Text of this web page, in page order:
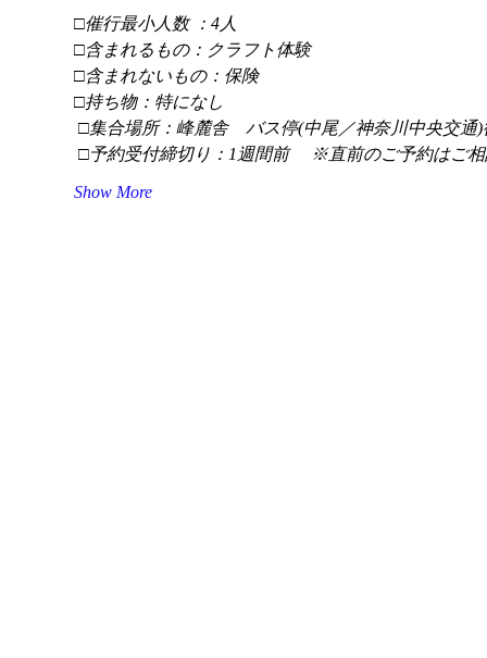
□催行最小人数 ：4人
□含まれるもの：クラフト体験
□含まれないもの：保険
□持ち物：特になし
□集合場所：峰麓舎　バス停(中尾／神奈川中央交通)
□予約受付締切り：1週間前 　※直前のご予約はご
Show More